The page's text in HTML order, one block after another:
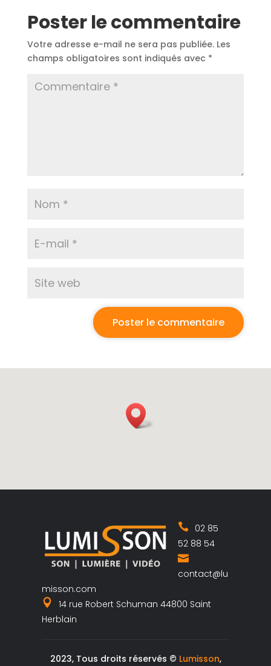
Poster le commentaire
Votre adresse e-mail ne sera pas publiée. Les
champs obligatoires sont indiqués avec *
02 85
52 88 54
contact@lu
misson.com
14 rue Robert Schuman 44800 Saint
Herblain
2023, Tous droits réservés © Lumisson,